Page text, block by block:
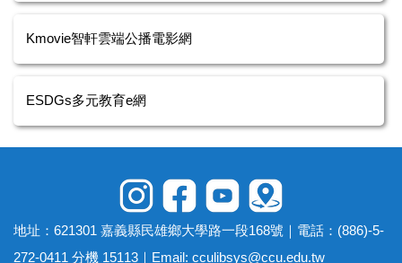
Kmovie智軒雲端公播電影網
ESDGs多元教育e網
地址：621301 嘉義縣民雄鄉大學路一段168號｜電話：(886)-5-
272-0411 分機 15113｜Email: cculibsys@ccu.edu.tw